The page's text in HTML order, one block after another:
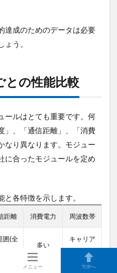
達成のためのデータは必要
う。
との性能比較
ールはとても重要です。何
」、「通信距離」、「消費
なり異なります。モジュー
に合ったモジュールを定め
各特徴を示します。
距離 消費電力 周波数帯
囲(全
多い
キャリア
ごと
メニュー TOPへ